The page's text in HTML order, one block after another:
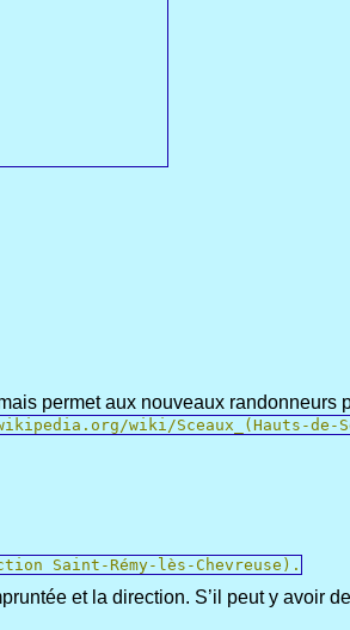
permet aux nouveaux randonneurs
wiki/Sceaux_(Hauts-
Saint-Rémy-lès-Chevreuse).
et la direction. S’il peut y avoir